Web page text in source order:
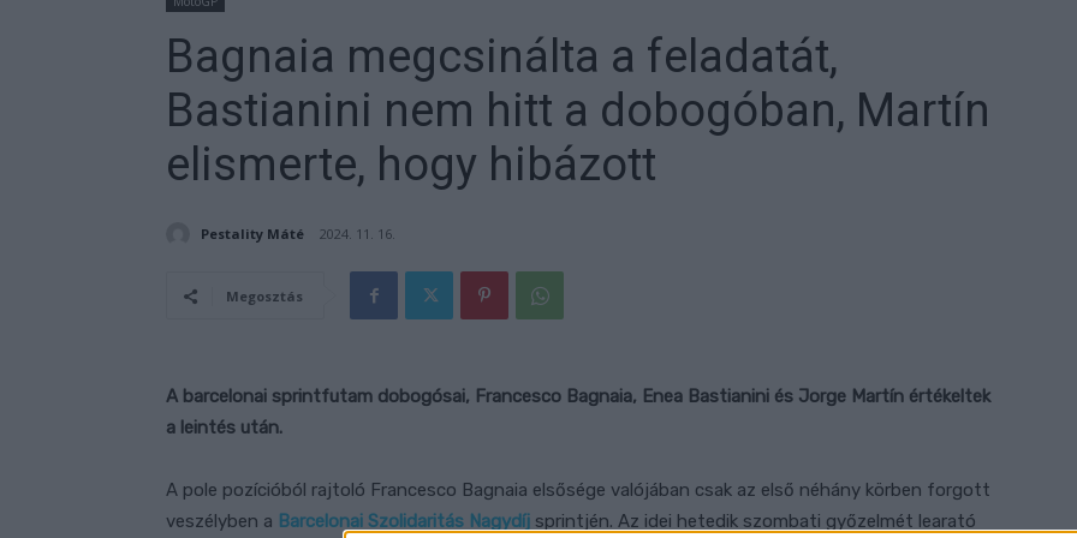
Bagnaia megcsinálta a feladatát,
Bastianini nem hitt a dobogóban, Martín
elismerte, hogy hibázott
Pestality Máté 2024. 11. 16.
Megosztás
A barcelonai sprintfutam dobogósai, Francesco Bagnaia, Enea Bastianini és Jorge Martín értékeltek
a leintés után.
A pole pozícióból rajtoló Francesco Bagnaia elsősége valójában csak az első néhány körben forgott
veszélyben a Barcelonai Szolidaritás Nagydíj sprintjén. Az idei hetedik szombati győzelmét learató